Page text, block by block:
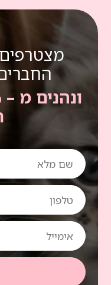
שם
מלא
טלפון
אימייל